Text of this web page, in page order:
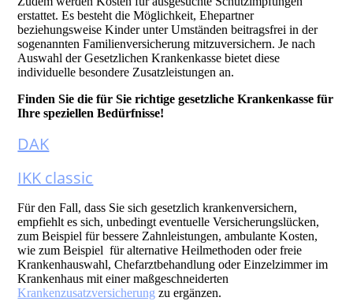
erstattet. Es besteht die Möglichkeit, Ehepartner
beziehungsweise Kinder unter Umständen beitragsfrei in der
sogenannten Familienversicherung mitzuversichern. Je nach
Auswahl der Gesetzlichen Krankenkasse bietet diese
individuelle besondere Zusatzleistungen an.
Finden Sie die für Sie richtige gesetzliche Krankenkasse für
Ihre speziellen Bedürfnisse!
DAK
IKK classic
Für den Fall, dass Sie sich gesetzlich krankenversichern,
empfiehlt es sich, unbedingt eventuelle Versicherungslücken,
zum Beispiel für bessere Zahnleistungen, ambulante Kosten,
wie zum Beispiel für alternative Heilmethoden oder freie
Krankenhauswahl, Chefarztbehandlung oder Einzelzimmer im
Krankenhaus mit einer maßgeschneiderten
Krankenzusatzversicherung zu ergänzen.